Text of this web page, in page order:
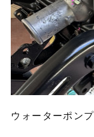
ウォーターポン